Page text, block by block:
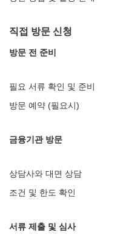
직접 방문 신청
방문 전 준비
필요 서류 확인 및 준비
방문 예약 (필요시)
금융기관 방문
상담사와 대면 상담
조건 및 한도 확인
서류 제출 및 심사